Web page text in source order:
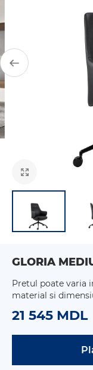
GLORIA
Pretul poate varia
material si
21 545 MDL